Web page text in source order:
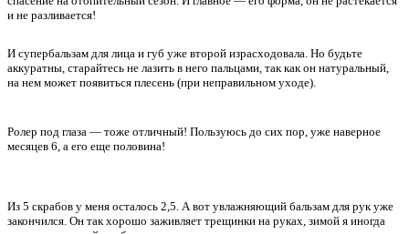
и не разливается!
И супербальзам для лица и губ уже второй израсходовала. Но будьте
аккуратны, старайтесь не лазить в него пальцами, так как он натуральный,
на нем может появиться плесень (при неправильном уходе).
Ролер под глаза — тоже отличный! Пользуюсь до сих пор, уже наверное
месяцев 6, а его еще половина!
Из 5 скрабов у меня осталось 2,5. А вот увлажняющий бальзам для рук уже
закончился. Он так хорошо заживляет трещинки на руках, зимой я иногда